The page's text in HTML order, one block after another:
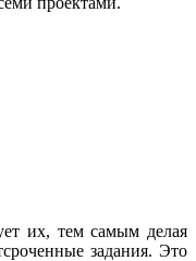
их, тем самым делая
задания. Это